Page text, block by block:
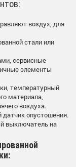
воздух, для
стали или
сервисные
элементы
температурный
материала,
воздуха.
опустошения.
выключатель на